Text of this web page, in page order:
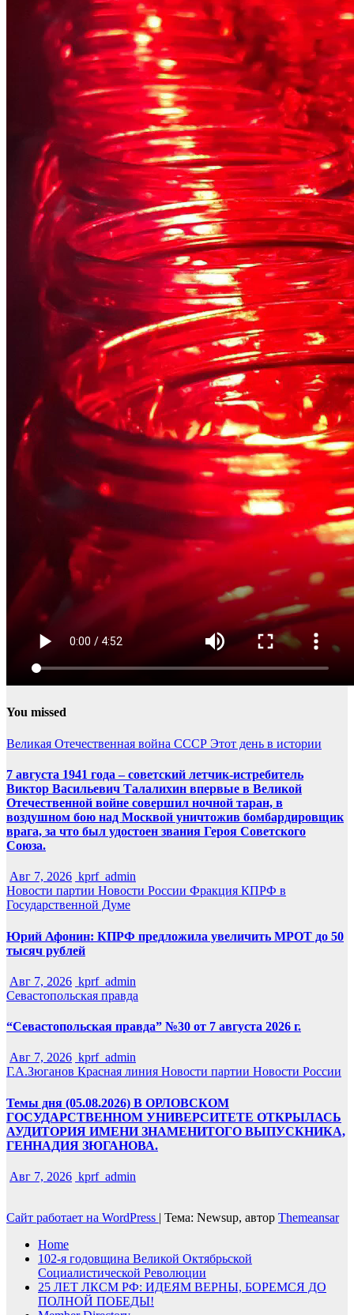
You missed
Великая Отечественная война СССР Этот день в истории
7 августа 1941 года – советский летчик-истребитель
Виктор Васильевич Талалихин впервые в Великой
Отечественной войне совершил ночной таран, в
воздушном бою над Москвой уничтожив бомбардировщик
врага, за что был удостоен звания Героя Советского
Союза.
Авг 7, 2026 kprf_admin
Новости партии Новости России Фракция КПРФ в
Государственной Думе
Юрий Афонин: КПРФ предложила увеличить МРОТ до 50
тысяч рублей
Авг 7, 2026 kprf_admin
Севастопольская правда
“Севастопольская правда” №30 от 7 августа 2026 г.
Авг 7, 2026 kprf_admin
Г.А.Зюганов Красная линия Новости партии Новости России
Темы дня (05.08.2026) В ОРЛОВСКОМ
ГОСУДАРСТВЕННОМ УНИВЕРСИТЕТЕ ОТКРЫЛАСЬ
АУДИТОРИЯ ИМЕНИ ЗНАМЕНИТОГО ВЫПУСКНИКА,
ГЕННАДИЯ ЗЮГАНОВА.
Авг 7, 2026 kprf_admin
Сайт работает на WordPress | Тема: Newsup, автор Themeansar
Home
102-я годовщина Великой Октябрьской
Социалистической Революции
25 ЛЕТ ЛКСМ РФ: ИДЕЯМ ВЕРНЫ, БОРЕМСЯ ДО
ПОЛНОЙ ПОБЕДЫ!